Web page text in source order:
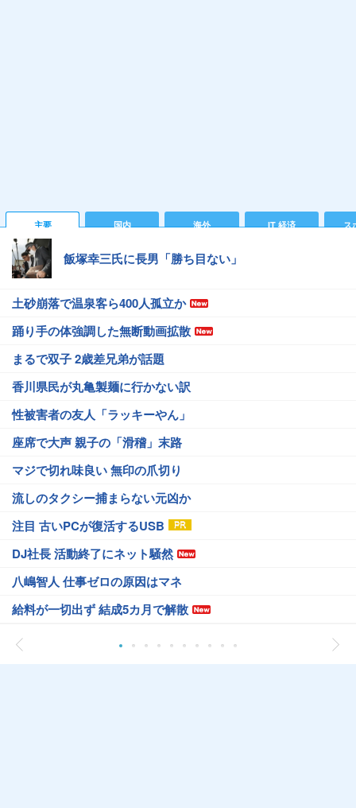
主要 国内 海外 IT 経済 ス
飯塚幸三氏に長男「勝ち目ない」
土砂崩落で温泉客ら400人孤立か
踊り手の体強調した無断動画拡散
まるで双子 2歳差兄弟が話題
香川県民が丸亀製麺に行かない訳
性被害者の友人「ラッキーやん」
座席で大声 親子の「滑稽」末路
マジで切れ味良い 無印の爪切り
流しのタクシー捕まらない元凶か
注目 古いPCが復活するUSB
DJ社長 活動終了にネット騒然
八嶋智人 仕事ゼロの原因はマネ
給料が一切出ず 結成5カ月で解散